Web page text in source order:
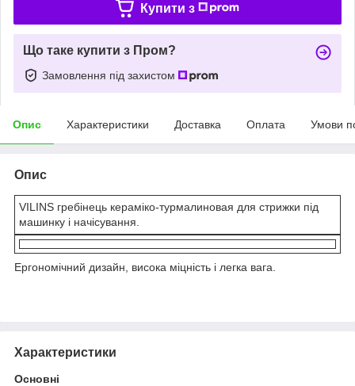
Купити з
Що таке купити з Пром?
Замовлення під захистом
Опис Характеристики Доставка Оплата Умови
Опис
VILINS гребінець кераміко-турмалиновая для стрижки під
машинку і начісування.
Ергономічний дизайн, висока міцність і легка вага.
Характеристики
Основні